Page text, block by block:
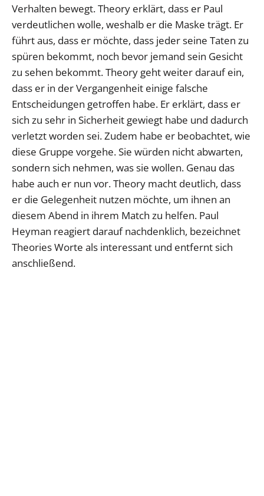
Verhalten bewegt. Theory erklärt, dass er Paul
verdeutlichen wolle, weshalb er die Maske trägt. Er
führt aus, dass er möchte, dass jeder seine Taten zu
spüren bekommt, noch bevor jemand sein Gesicht
zu sehen bekommt. Theory geht weiter darauf ein,
dass er in der Vergangenheit einige falsche
Entscheidungen getroffen habe. Er erklärt, dass er
sich zu sehr in Sicherheit gewiegt habe und dadurch
verletzt worden sei. Zudem habe er beobachtet, wie
diese Gruppe vorgehe. Sie würden nicht abwarten,
sondern sich nehmen, was sie wollen. Genau das
habe auch er nun vor. Theory macht deutlich, dass
er die Gelegenheit nutzen möchte, um ihnen an
diesem Abend in ihrem Match zu helfen. Paul
Heyman reagiert darauf nachdenklich, bezeichnet
Theories Worte als interessant und entfernt sich
anschließend.